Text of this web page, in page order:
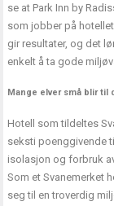
se at Park Inn by
som jobber på
gir resultater, og det
enkelt å ta gode
Mange elver små blir til
Hotell som tildeltes
seksti poenggivende
isolasjon og forbruk
Som et Svanemerket
seg til en troverdig